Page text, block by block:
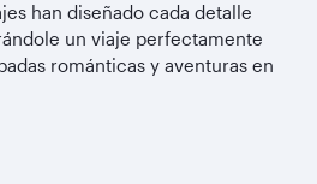
han diseñado cada detalle
un viaje perfectamente
románticas y aventuras en